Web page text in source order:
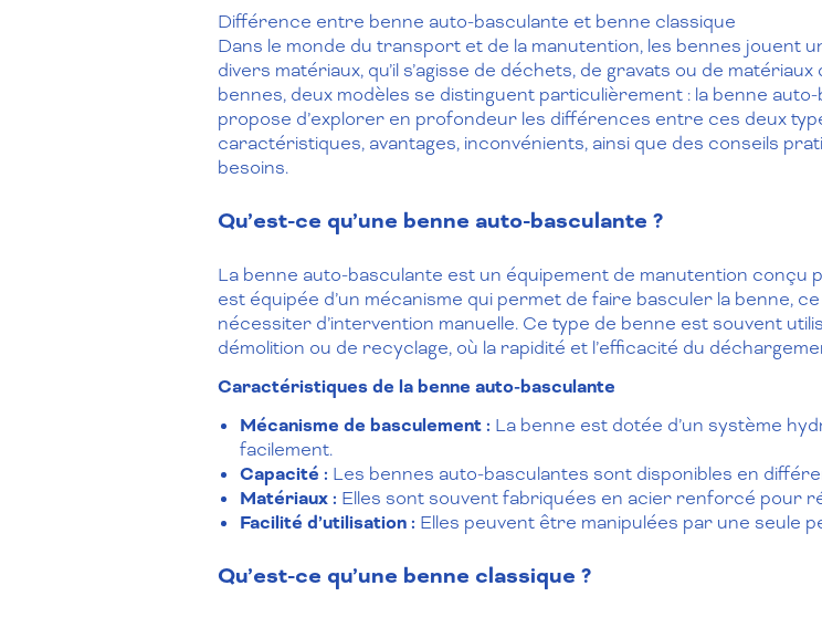
Différence entre benne auto-basculante et benne classique
Dans le monde du transport et de la manutention, les bennes jouent
divers matériaux, qu’il s’agisse de déchets, de gravats ou de
bennes, deux modèles se distinguent particulièrement : la benne
propose d’explorer en profondeur les différences entre ces deux
caractéristiques, avantages, inconvénients, ainsi que des conseils
besoins.
Qu’est-ce qu’une benne auto-basculante ?
La benne auto-basculante est un équipement de manutention conçu
est équipée d’un mécanisme qui permet de faire basculer la benne,
nécessiter d’intervention manuelle. Ce type de benne est souvent
démolition ou de recyclage, où la rapidité et l’efficacité du
Caractéristiques de la benne auto-basculante
Mécanisme de basculement : La benne est dotée d’un système
facilement.
Capacité : Les bennes auto-basculantes sont disponibles en
Matériaux : Elles sont souvent fabriquées en acier renforcé pour
Facilité d’utilisation : Elles peuvent être manipulées par une seule
Qu’est-ce qu’une benne classique ?